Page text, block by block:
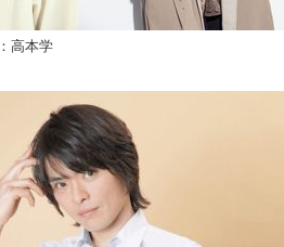
高本学